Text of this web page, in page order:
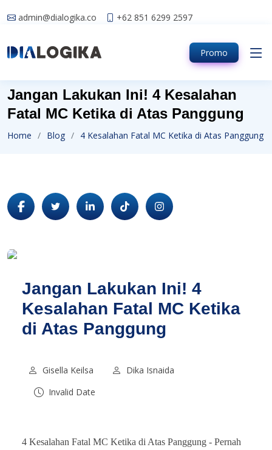
admin@dialogika.co +62 851 6299 2597
Promo
Jangan Lakukan Ini! 4 Kesalahan
Fatal MC Ketika di Atas Panggung
Home Blog 4 Kesalahan Fatal MC Ketika di Atas Panggung
Jangan Lakukan Ini! 4
Kesalahan Fatal MC Ketika
di Atas Panggung
Gisella Keilsa
Dika Isnaida
Invalid Date
4 Kesalahan Fatal MC Ketika di Atas Panggung - Pernah